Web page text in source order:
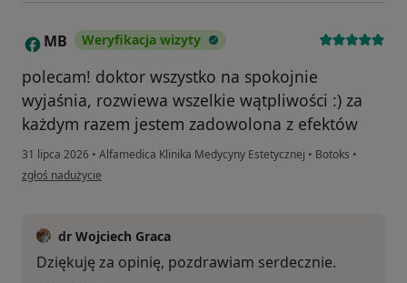
M MB Weryfikacja wizyty
polecam! doktor wszystko na spokojnie
wyjaśnia, rozwiewa wszelkie wątpliwości :) za
każdym razem jestem zadowolona z efektów
31 lipca 2026 • Alfamedica Klinika Medycyny Estetycznej • Botoks •
w opinii użytkownika MB
zgłoś nadużycie
dr Wojciech Graca
Dziękuję za opinię, pozdrawiam serdecznie.